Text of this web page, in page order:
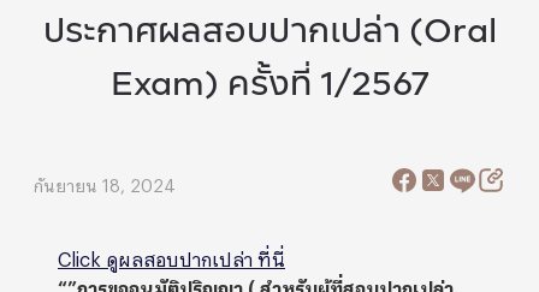
ประกาศผลสอบปากเปล่า (Oral
Exam) ครั้งที่ 1/2567
กันยายน 18, 2024
Click ดูผลสอบปากเปล่า ที่นี่
“”การขออนุมัติปริญญา ( สำหรับผู้ที่สอบปากเปล่า